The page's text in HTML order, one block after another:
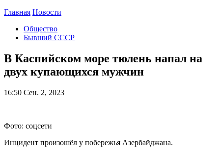
Главная Новости
Общество
Бывший СССР
В Каспийском море тюлень напал на
двух купающихся мужчин
16:50 Сен. 2, 2023
Фото: соцсети
Инцидент произошёл у побережья Азербайджана.